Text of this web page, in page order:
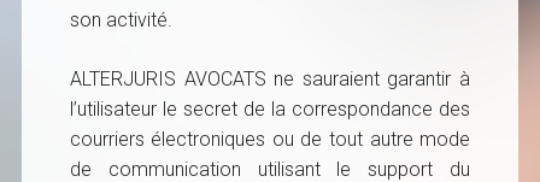
son activité.
ALTERJURIS AVOCATS ne sauraient garantir à
l’utilisateur le secret de la correspondance des
courriers électroniques ou de tout autre mode
de communication utilisant le support du